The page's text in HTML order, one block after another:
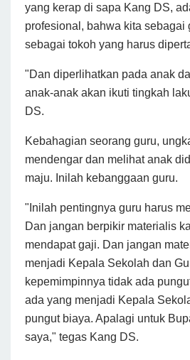
yang kerap di sapa Kang DS,
profesional, bahwa kita sebagai
sebagai tokoh yang harus
"Dan diperlihatkan pada anak
anak-anak akan ikuti tingkah
DS.
Kebahagian seorang guru,
mendengar dan melihat anak
maju. Inilah kebanggaan guru.
"Inilah pentingnya guru harus
Dan jangan berpikir materialis
mendapat gaji. Dan jangan
menjadi Kepala Sekolah dan
kepemimpinnya tidak ada
ada yang menjadi Kepala
pungut biaya. Apalagi untuk
saya," tegas Kang DS.